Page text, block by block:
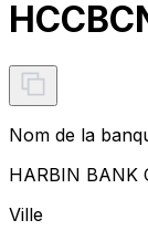
Nom de la
HARBIN BANK
Ville